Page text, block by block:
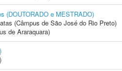
(DOUTORADO e MESTRADO)
(Câmpus de São José do Rio Preto)
de Araraquara)